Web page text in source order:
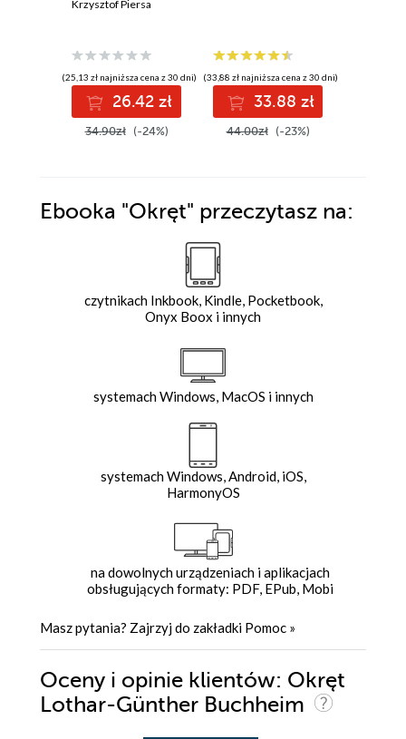
Krzysztof Piersa
(25,13 zł najniższa cena z 30 dni)
26.42 zł
34.90zł (-24%)
(33,88 zł najniższa cena z 30 dni)
33.88 zł
44.00zł (-23%)
Ebooka "Okręt" przeczytasz na:
czytnikach Inkbook, Kindle, Pocketbook,
Onyx Boox i innych
systemach Windows, MacOS i innych
systemach Windows, Android, iOS,
HarmonyOS
na dowolnych urządzeniach i aplikacjach
obsługujących formaty: PDF, EPub, Mobi
Masz pytania? Zajrzyj do zakładki Pomoc »
Oceny i opinie klientów: Okręt
Lothar-Günther Buchheim